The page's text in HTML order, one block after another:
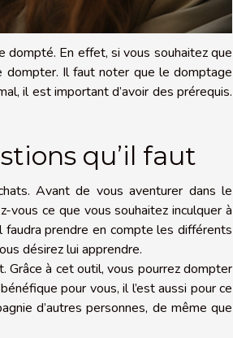
dompté. En effet, si vous souhaitez que
dompter. Il faut noter que le domptage
il est important d’avoir des prérequis.
qu’il faut
Avant de vous aventurer dans le
vous ce que vous souhaitez inculquer à
faudra prendre en compte les différents
désirez lui apprendre.
Grâce à cet outil, vous pourrez dompter
pour vous, il l’est aussi pour ce
d’autres personnes, de même que